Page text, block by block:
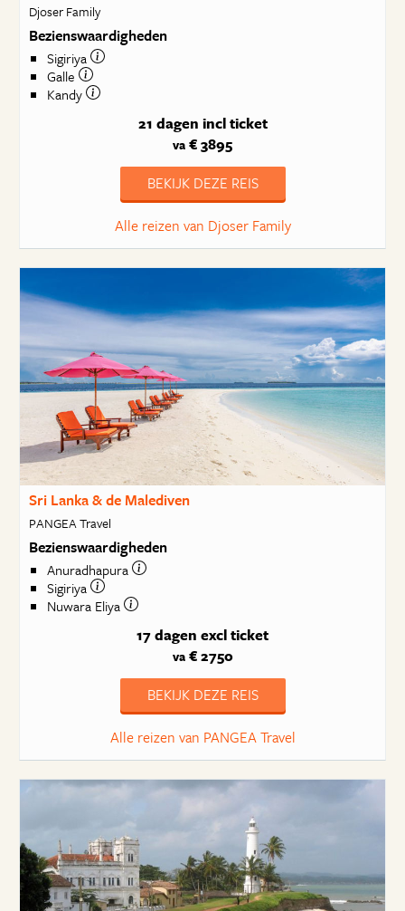
Djoser Family
Bezienswaardigheden
Sigiriya
Galle
Kandy
21 dagen incl ticket
va € 3895
BEKIJK DEZE REIS
Alle reizen van Djoser Family
Sri Lanka & de Malediven
PANGEA Travel
Bezienswaardigheden
Anuradhapura
Sigiriya
Nuwara Eliya
17 dagen excl ticket
va€ 2750
BEKIJK DEZE REIS
Alle reizen van PANGEA Travel